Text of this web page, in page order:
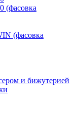
(фасовка
(фасовка
и бижутерией